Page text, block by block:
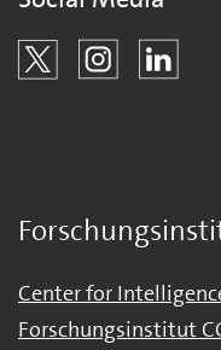
Center for
Forschungsinstitut